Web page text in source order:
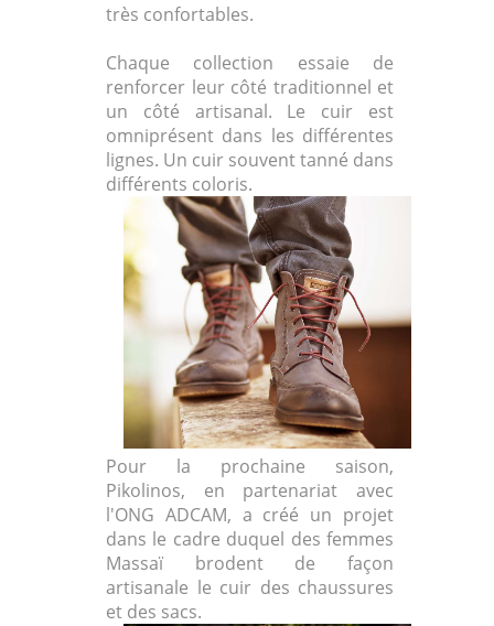
très confortables.
Chaque collection essaie de
renforcer leur côté traditionnel et
un côté artisanal. Le cuir est
omniprésent dans les différentes
lignes. Un cuir souvent tanné dans
différents coloris.
Pour la prochaine saison,
Pikolinos, en partenariat avec
l'ONG ADCAM, a créé un projet
dans le cadre duquel des femmes
Massaï brodent de façon
artisanale le cuir des chaussures
et des sacs.